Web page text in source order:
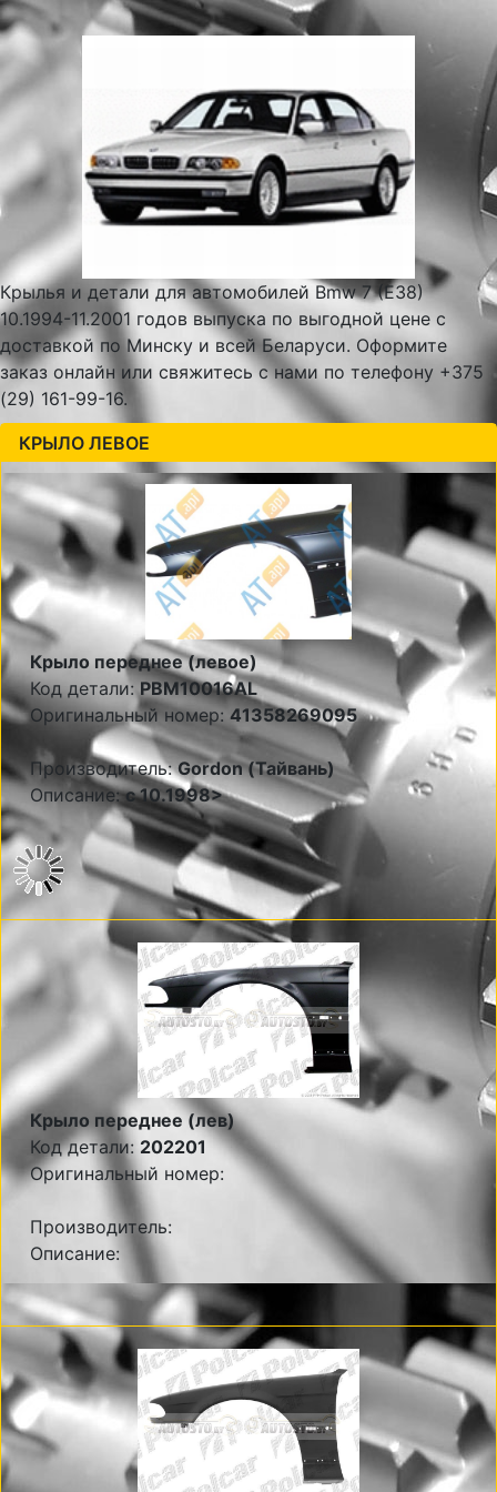
Крылья и детали для автомобилей Bmw 7 (E38)
10.1994-11.2001 годов выпуска по выгодной цене с
доставкой по Минску и всей Беларуси. Оформите
заказ онлайн или свяжитесь с нами по телефону +375
(29) 161-99-16.
КРЫЛО ЛЕВОЕ
Крыло переднее (левое)
Код детали: PBM10016AL
Оригинальный номер: 41358269095
Производитель:Gordon (Тайвань)
Описание:с 10.1998>
Крыло переднее (лев)
Код детали: 202201
Оригинальный номер:
Производитель:
Описание: